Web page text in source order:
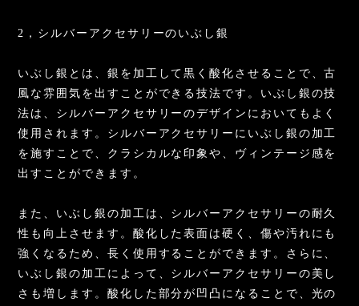
2，シルバーアクセサリーのいぶし銀
いぶし銀とは、銀を加工して黒く酸化させることで、古
風な雰囲気を出すことができる技法です。いぶし銀の技
法は、シルバーアクセサリーのデザインにおいてもよく
使用されます。シルバーアクセサリーにいぶし銀の加工
を施すことで、クラシカルな印象や、ヴィンテージ感を
出すことができます。
また、いぶし銀の加工は、シルバーアクセサリーの耐久
性も向上させます。酸化した表面は硬く、傷や汚れにも
強くなるため、長く使用することができます。さらに、
いぶし銀の加工によって、シルバーアクセサリーの美し
さも増します。酸化した部分が凹凸になることで、光の